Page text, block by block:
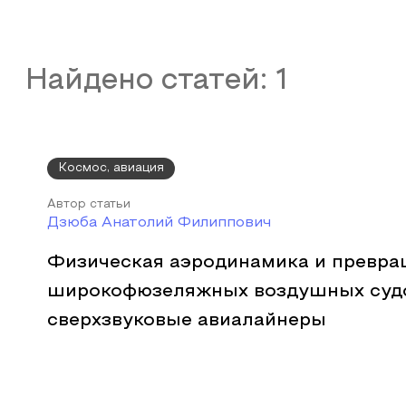
Найдено статей: 1
Космос, авиация
Автор статьи
Дзюба Анатолий Филиппович
Физическая аэродинамика и
широкофюзеляжных воздушных
сверхзвуковые авиалайнеры